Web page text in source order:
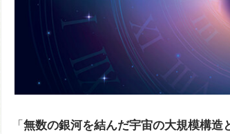
「 無数の銀河を結んだ宇宙の大規模構造